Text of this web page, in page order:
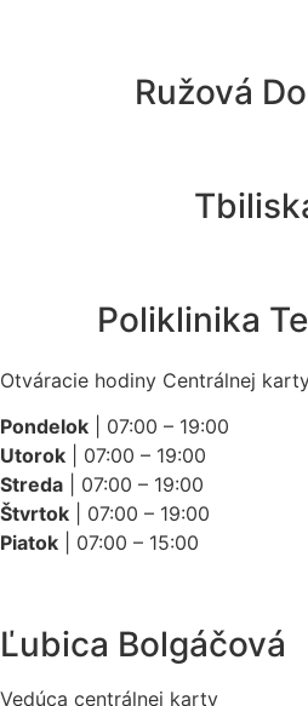
Ružová
Poliklinika
Otváracie hodiny Centrálnej
Pondelok | 07:00 – 19:00
Utorok | 07:00 – 19:00
Streda | 07:00 – 19:00
Štvrtok | 07:00 – 19:00
Piatok | 07:00 – 15:00
Ľubica Bolgáčová
Vedúca centrálnej karty